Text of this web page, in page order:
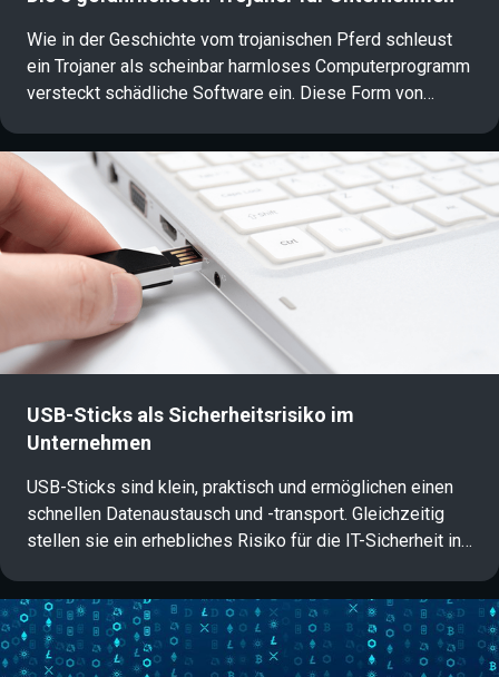
Wie in der Geschichte vom trojanischen Pferd schleust
ein Trojaner als scheinbar harmloses Computerprogramm
versteckt schädliche Software ein. Diese Form von
dar. Sowohl für Einzelpersonen als auch für Unternehmen.
Welche Arten von Trojanern es gibt, wie sie funktionieren
und wie man sich wirksam vor Trojaner-Angriffen
schützen kann, erfahren Sie in diesem Artikel.
USB-Sticks als Sicherheitsrisiko im
Unternehmen
USB-Sticks sind klein, praktisch und ermöglichen einen
schnellen Datenaustausch und -transport. Gleichzeitig
stellen sie ein erhebliches Risiko für die IT-Sicherheit in
angeschlossen werden, sind sie ein beliebter
Angriffsvektor für Cyberkriminelle. Wie USB-Angriffe
funktionieren und worauf Unternehmen beim Schutz ihrer